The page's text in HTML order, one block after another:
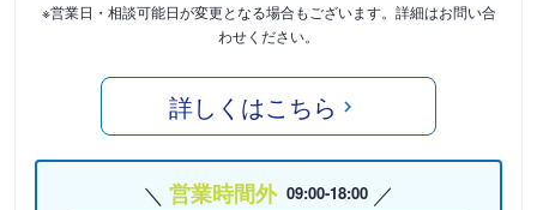
※営業日・相談可能日が変更となる場合もございます。詳細はお問い合
わせください。
詳しくはこちら
営業時間外 09:00-18:00